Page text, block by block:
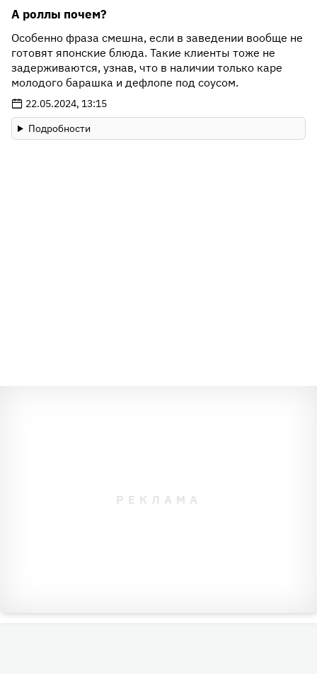
А роллы почем?
Особенно фраза смешна, если в заведении вообще не
готовят японские блюда. Такие клиенты тоже не
задерживаются, узнав, что в наличии только каре
молодого барашка и дефлопе под соусом.
22.05.2024, 13:15
Подробности